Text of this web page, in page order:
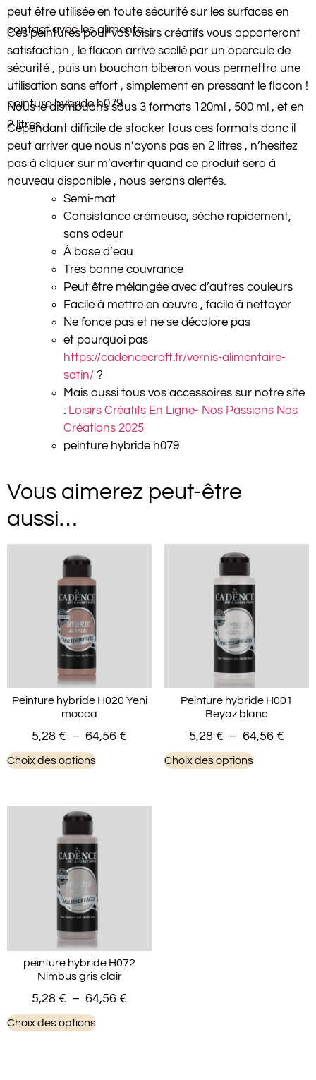
peut être utilisée en toute sécurité sur les surfaces en
contact avec les aliments.
Ces peintures pour vos loisirs créatifs vous apporteront
satisfaction , le flacon arrive scellé par un opercule de
sécurité , puis un bouchon biberon vous permettra une
utilisation sans effort , simplement en pressant le flacon !
peinture hybride h079
Nous le distribuons sous 3 formats 120ml , 500 ml , et en
2 litres .
Cependant difficile de stocker tous ces formats donc il
peut arriver que nous n’ayons pas en 2 litres , n’hesitez
pas à cliquer sur m’avertir quand ce produit sera à
nouveau disponible , nous serons alertés.
Semi-mat
Consistance crémeuse, sèche rapidement,
sans odeur
À base d’eau
Très bonne couvrance
Peut être mélangée avec d’autres couleurs
Facile à mettre en œuvre , facile à nettoyer
Ne fonce pas et ne se décolore pas
et pourquoi pas
https://cadencecraft.fr/vernis-alimentaire-
satin/ ?
Mais aussi tous vos accessoires sur notre site
: Loisirs Créatifs En Ligne- Nos Passions Nos
Créations 2025
peinture hybride h079
Vous aimerez peut-être
aussi…
Peinture hybride H020 Yeni
mocca
5,28 € – 64,56 €
Choix des options
Peinture hybride H001
Beyaz blanc
5,28 € – 64,56 €
Choix des options
peinture hybride H072
Nimbus gris clair
5,28 € – 64,56 €
Choix des options